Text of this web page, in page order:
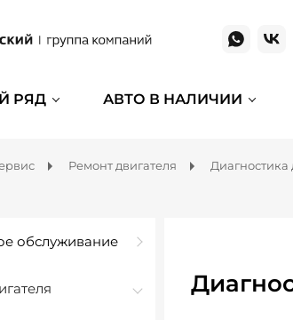
РЯД АВТО В НАЛИЧИИ
Ремонт двигателя Диагностика
обслуживание